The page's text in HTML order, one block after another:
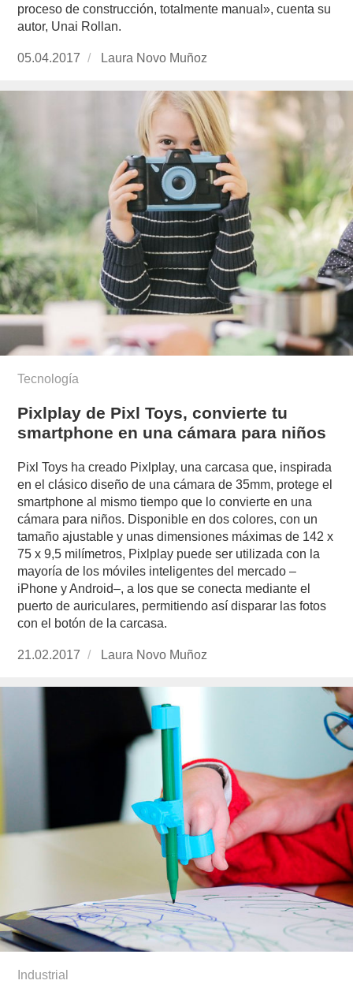
proceso de construcción, totalmente manual», cuenta su
autor, Unai Rollan.
Publicado
05.04.2017
https://www.experimenta.es/author/laura-
Laura Novo Muñoz
Tecnología
Pixlplay de Pixl Toys, convierte tu
smartphone en una cámara para niños
Pixl Toys ha creado Pixlplay, una carcasa que, inspirada
en el clásico diseño de una cámara de 35mm, protege el
smartphone al mismo tiempo que lo convierte en una
cámara para niños. Disponible en dos colores, con un
tamaño ajustable y unas dimensiones máximas de 142 x
75 x 9,5 milímetros, Pixlplay puede ser utilizada con la
mayoría de los móviles inteligentes del mercado –
iPhone y Android–, a los que se conecta mediante el
puerto de auriculares, permitiendo así disparar las fotos
con el botón de la carcasa.
Publicado
21.02.2017
https://www.experimenta.es/author/laura-
Laura Novo Muñoz
Industrial